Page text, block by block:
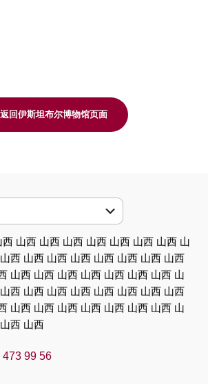
返回伊斯坦布尔博物馆页面
山西 山西 山西 山西 山西 山西 山西 山
西 山西 山西 山西 山西 山西 山西 山西
山西 山西 山西 山西 山西 山西 山西 山
西 山西 山西 山西 山西 山西 山西 山西
山西 山西 山西 山西 山西 山西 山西 山
西 山西
473 99 56